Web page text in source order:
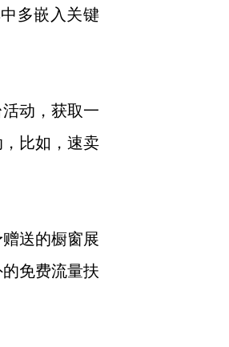
多嵌入关键
动，获取一
比如，速卖
送的橱窗展
免费流量扶